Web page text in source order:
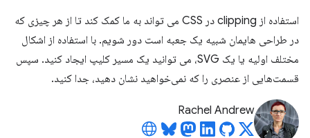
استفاده از clipping در CSS می تواند به ما کمک کند تا از هر چیزی که
در طراحی هایمان شبیه یک جعبه است دور شویم. با استفاده از اشکال
مختلف اولیه یا یک SVG، می توانید یک مسیر کلیپ ایجاد کنید. سپس
قسمت‌هایی از عنصری را که نمی‌خواهید نشان دهید، جدا کنید.
Rachel Andrew